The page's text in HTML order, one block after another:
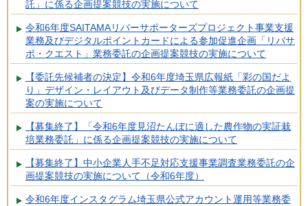
託」に係る企画提案競技の実施について
令和6年度SAITAMAリバーサポーターズプロジェクト事業支援
業務及びデジタルポイントカードによる参加促進企画「リバサ
ポ・クエスト」業務委託の企画提案競技の実施について
【委託先候補者の決定】令和6年度埼玉県広報紙「彩の国だよ
り」デザイン・レイアウト及びデータ制作等業務委託の企画提
案の実施について
【募集終了】「令和6年度見沼たんぼに適した農作物の実証栽
培業務委託」に係る企画提案競技の実施について
【募集終了】中小企業人手不足対応支援事業調査業務委託の企
画提案競技の実施について（令和6年度）
令和6年度インスタグラム埼玉県公式アカウント運用等業務委